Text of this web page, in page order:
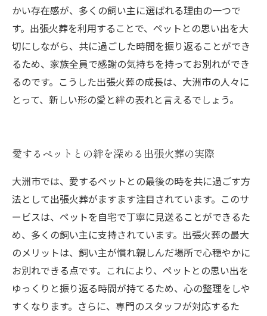
かい存在感が、多くの飼い主に選ばれる理由の一つで
す。出張火葬を利用することで、ペットとの思い出を大
切にしながら、共に過ごした時間を振り返ることができ
るため、家族全員で感謝の気持ちを持ってお別れができ
るのです。こうした出張火葬の成長は、大洲市の人々に
とって、新しい形の愛と絆の表れと言えるでしょう。
愛するペットとの絆を深める出張火葬の実際
大洲市では、愛するペットとの最後の時を共に過ごす方
法として出張火葬がますます注目されています。このサ
ービスは、ペットを自宅で丁寧に見送ることができるた
め、多くの飼い主に支持されています。出張火葬の最大
のメリットは、飼い主が慣れ親しんだ場所で心穏やかに
お別れできる点です。これにより、ペットとの思い出を
ゆっくりと振り返る時間が持てるため、心の整理をしや
すくなります。さらに、専門のスタッフが対応するた